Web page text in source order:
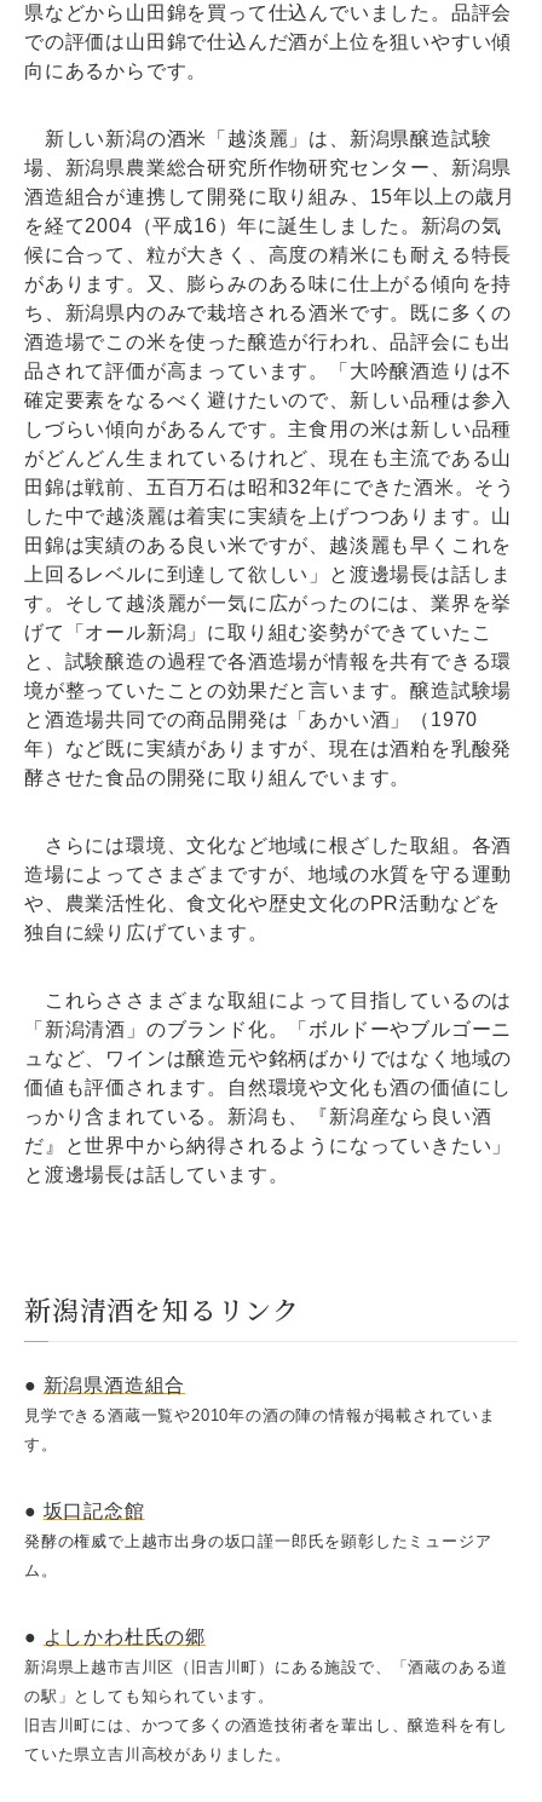
県などから山田錦を買って仕込んでいました。品評会
での評価は山田錦で仕込んだ酒が上位を狙いやすい傾
向にあるからです。
新しい新潟の酒米「越淡麗」は、新潟県醸造試験
場、新潟県農業総合研究所作物研究センター、新潟県
酒造組合が連携して開発に取り組み、15年以上の歳月
を経て2004（平成16）年に誕生しました。新潟の気
候に合って、粒が大きく、高度の精米にも耐える特長
があります。又、膨らみのある味に仕上がる傾向を持
ち、新潟県内のみで栽培される酒米です。既に多くの
酒造場でこの米を使った醸造が行われ、品評会にも出
品されて評価が高まっています。「大吟醸酒造りは不
確定要素をなるべく避けたいので、新しい品種は参入
しづらい傾向があるんです。主食用の米は新しい品種
がどんどん生まれているけれど、現在も主流である山
田錦は戦前、五百万石は昭和32年にできた酒米。そう
した中で越淡麗は着実に実績を上げつつあります。山
田錦は実績のある良い米ですが、越淡麗も早くこれを
上回るレベルに到達して欲しい」と渡邊場長は話しま
す。そして越淡麗が一気に広がったのには、業界を挙
げて「オール新潟」に取り組む姿勢ができていたこ
と、試験醸造の過程で各酒造場が情報を共有できる環
境が整っていたことの効果だと言います。醸造試験場
と酒造場共同での商品開発は「あかい酒」（1970
年）など既に実績がありますが、現在は酒粕を乳酸発
酵させた食品の開発に取り組んでいます。
さらには環境、文化など地域に根ざした取組。各酒
造場によってさまざまですが、地域の水質を守る運動
や、農業活性化、食文化や歴史文化のPR活動などを
独自に繰り広げています。
これらささまざまな取組によって目指しているのは
「新潟清酒」のブランド化。「ボルドーやブルゴーニ
ュなど、ワインは醸造元や銘柄ばかりではなく地域の
価値も評価されます。自然環境や文化も酒の価値にし
っかり含まれている。新潟も、『新潟産なら良い酒
だ』と世界中から納得されるようになっていきたい」
と渡邊場長は話しています。
新潟清酒を知るリンク
● 新潟県酒造組合
見学できる酒蔵一覧や2010年の酒の陣の情報が掲載されていま
す。
● 坂口記念館
発酵の権威で上越市出身の坂口謹一郎氏を顕彰したミュージア
ム。
● よしかわ杜氏の郷
新潟県上越市吉川区（旧吉川町）にある施設で、「酒蔵のある道
の駅」としても知られています。
旧吉川町には、かつて多くの酒造技術者を輩出し、醸造科を有し
ていた県立吉川高校がありました。